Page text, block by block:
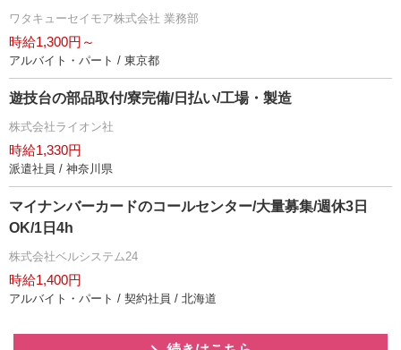
ワタキューセイモア株式会社 業務部
時給1,300円～
アルバイト・パート / 東京都
遊技台の部品取付/寮完備/日払い/工場・製造
株式会社ライオン社
時給1,330円
派遣社員 / 神奈川県
マイナンバーカードのコールセンター/大量募集/週休3日
OK/1日4h
株式会社ベルシステム24
時給1,400円
アルバイト・パート / 契約社員 / 北海道